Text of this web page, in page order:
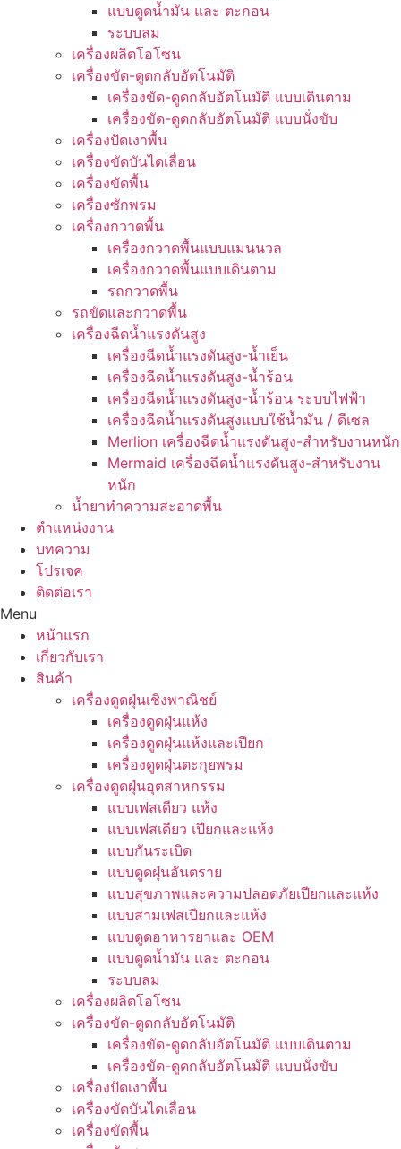
แบบดูดน้ำมัน และ ตะกอน
ระบบลม
เครื่องผลิตโอโซน
เครื่องขัด-ดูดกลับอัตโนมัติ
เครื่องขัด-ดูดกลับอัตโนมัติ แบบเดินตาม
เครื่องขัด-ดูดกลับอัตโนมัติ แบบนั่งขับ
เครื่องปัดเงาพื้น
เครื่องขัดบันไดเลื่อน
เครื่องขัดพื้น
เครื่องซักพรม
เครื่องกวาดพื้น
เครื่องกวาดพื้นแบบแมนนวล
เครื่องกวาดพื้นแบบเดินตาม
รถกวาดพื้น
รถขัดและกวาดพื้น
เครื่องฉีดน้ำแรงดันสูง
เครื่องฉีดน้ำแรงดันสูง-น้ำเย็น
เครื่องฉีดน้ำแรงดันสูง-น้ำร้อน
เครื่องฉีดน้ำแรงดันสูง-น้ำร้อน ระบบไฟฟ้า
เครื่องฉีดน้ำแรงดันสูงแบบใช้น้ำมัน / ดีเซล
Merlion เครื่องฉีดน้ำแรงดันสูง-สำหรับงานหนัก
Mermaid เครื่องฉีดน้ำแรงดันสูง-สำหรับงาน
หนัก
น้ำยาทำความสะอาดพื้น
ตำแหน่งงาน
บทความ
โปรเจค
ติดต่อเรา
Menu
หน้าแรก
เกี่ยวกับเรา
สินค้า
เครื่องดูดฝุ่นเชิงพาณิชย์
เครื่องดูดฝุ่นแห้ง
เครื่องดูดฝุ่นแห้งและเปียก
เครื่องดูดฝุ่นตะกุยพรม
เครื่องดูดฝุ่นอุตสาหกรรม
แบบเฟสเดียว แห้ง
แบบเฟสเดียว เปียกและแห้ง
แบบกันระเบิด
แบบดูดฝุ่นอันตราย
แบบสุขภาพและความปลอดภัยเปียกและแห้ง
แบบสามเฟสเปียกและแห้ง
แบบดูดอาหารยาและ OEM
แบบดูดน้ำมัน และ ตะกอน
ระบบลม
เครื่องผลิตโอโซน
เครื่องขัด-ดูดกลับอัตโนมัติ
เครื่องขัด-ดูดกลับอัตโนมัติ แบบเดินตาม
เครื่องขัด-ดูดกลับอัตโนมัติ แบบนั่งขับ
เครื่องปัดเงาพื้น
เครื่องขัดบันไดเลื่อน
เครื่องขัดพื้น